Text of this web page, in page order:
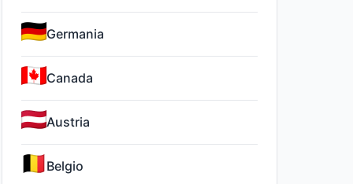
Germania
Canada
Austria
Belgio